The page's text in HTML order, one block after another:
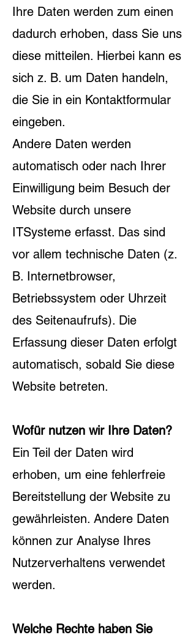
Ihre Daten werden zum einen
dadurch erhoben, dass Sie uns
diese mitteilen. Hierbei kann es
sich z. B. um Daten handeln,
die Sie in ein Kontaktformular
eingeben.
Andere Daten werden
automatisch oder nach Ihrer
Einwilligung beim Besuch der
Website durch unsere
ITSysteme erfasst. Das sind
vor allem technische Daten (z.
B. Internetbrowser,
Betriebssystem oder Uhrzeit
des Seitenaufrufs). Die
Erfassung dieser Daten erfolgt
automatisch, sobald Sie diese
Website betreten.
Wofür nutzen wir Ihre Daten?
Ein Teil der Daten wird
erhoben, um eine fehlerfreie
Bereitstellung der Website zu
gewährleisten. Andere Daten
können zur Analyse Ihres
Nutzerverhaltens verwendet
werden.
Welche Rechte haben Sie